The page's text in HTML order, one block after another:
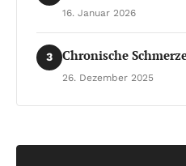
16. Januar 2026
3 Chronische
26. Dezember 2025